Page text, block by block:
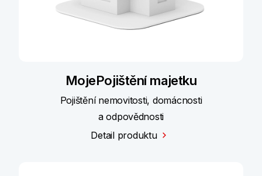
MojePojištění majetku
Pojištění nemovitosti, domácnosti
a odpovědnosti
Detail produktu